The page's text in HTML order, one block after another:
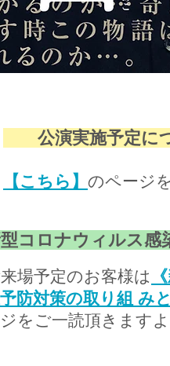
公演実施予定
【こちら】 のページ
コロナウィルス感
場予定のお客様は
防対策の取り組 み
をご一読頂きます